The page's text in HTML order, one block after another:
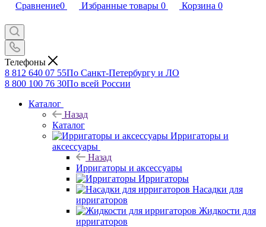
Сравнение0 Избранные товары 0 Корзина 0
Телефоны
8 812 640 07 55По Санкт-Петербургу и ЛО
8 800 100 76 30По всей России
Каталог
Назад
Каталог
Ирригаторы и
аксессуары
Назад
Ирригаторы и аксессуары
Ирригаторы
Насадки для
ирригаторов
Жидкости для
ирригаторов